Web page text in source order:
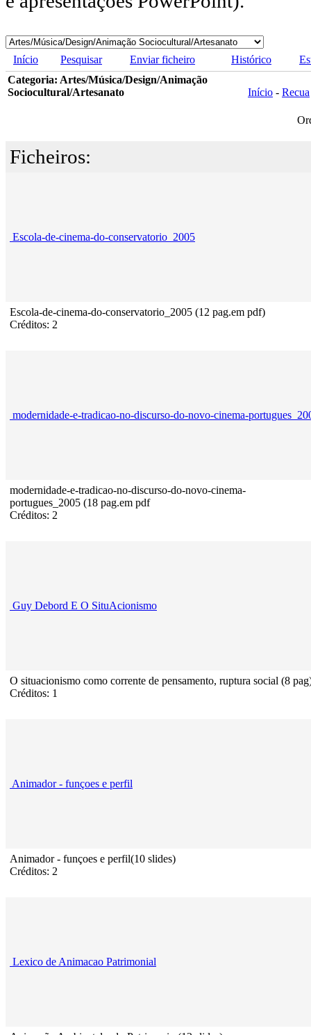
Início Pesquisar Enviar ficheiro Histórico
Categoria: Artes/Música/Design/Animação
Sociocultural/Artesanato
Início - Recua
Ficheiros:
Escola-de-cinema-do-conservatorio_2005
Escola-de-cinema-do-conservatorio_2005 (12 pag.em pdf)
Créditos: 2
modernidade-e-tradicao-no-discurso-do-novo-cinema-
modernidade-e-tradicao-no-discurso-do-novo-cinema-
portugues_2005 (18 pag.em pdf
Créditos: 2
Guy Debord E O SituAcionismo
O situacionismo como corrente de pensamento, ruptura social (8
Créditos: 1
Animador - funçoes e perfil
Animador - funçoes e perfil(10 slides)
Créditos: 2
Lexico de Animacao Patrimonial